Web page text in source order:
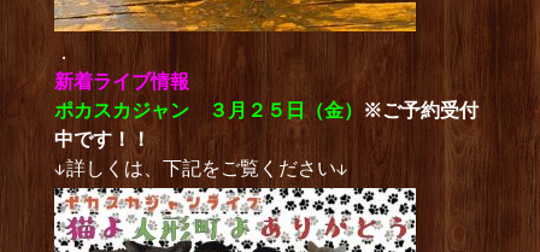
．
新着ライブ情報
ポカスカジャン ３月２５日（金） ※ご予約受付
中です！！
↓詳しくは、下記をご覧ください↓